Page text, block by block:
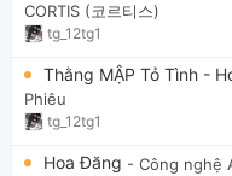
CORTIS (코르티스)
tg_12tg1
Thằng MẬP Tỏ Tình -
Phiêu
tg_12tg1
Hoa Đăng - Công nghệ